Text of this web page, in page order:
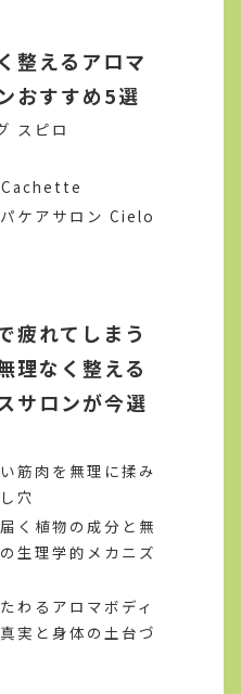
整えるアロマ
おすすめ5選
スピロ
ケアサロン Cielo
疲れてしまう
理なく整える
サロンが今選
筋肉を無理に揉み
穴
く植物の成分と無
生理学的メカニズ
わるアロマボディ
実と身体の土台づ